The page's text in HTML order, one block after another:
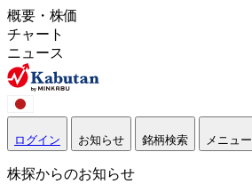
概要・株価
チャート
ニュース
ログイン お知らせ 銘柄検索 メニュー
株探からのお知らせ